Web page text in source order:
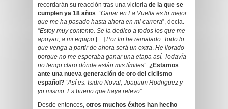
recordarán su reacción tras una victoria de la que se
cumplen ya 18 años: “Ganar en La Vuelta es lo mejor
que me ha pasado hasta ahora en mi carrera”, decía.
“Estoy muy contento. Se la dedico a todos los que me
apoyan, a mi equipo […] Por fin he rematado. Todo lo
que venga a partir de ahora será un extra. He llorado
porque no me esperaba ganar una etapa así. Todavía
no tengo claro dónde están mis límites”. ¿Estamos
ante una nueva generación de oro del ciclismo
español? “Así es: Isidro Noval, Joaquim Rodriguez y
yo mismo. Es bueno que haya relevo”.
Desde entonces, otros muchos éxitos han hecho